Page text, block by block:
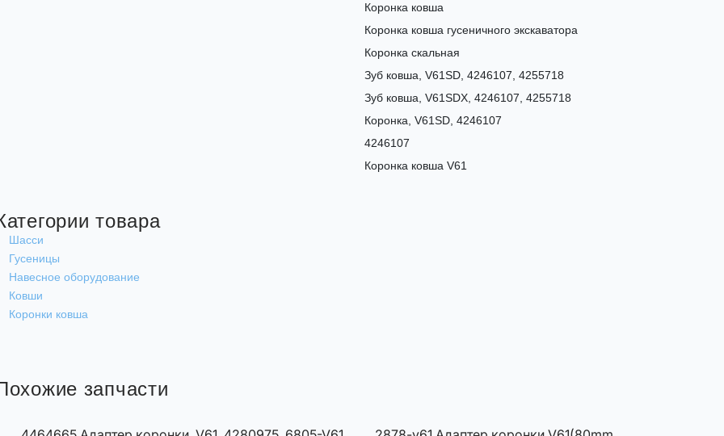
Коронка ковша
Коронка ковша гусеничного экскаватора
Коронка скальная
Зуб ковша, V61SD, 4246107, 4255718
Зуб ковша, V61SDX, 4246107, 4255718
Коронка, V61SD, 4246107
4246107
Коронка ковша V61
товара
Шасси
Гусеницы
Навесное оборудование
Ковши
Коронки ковша
запчасти